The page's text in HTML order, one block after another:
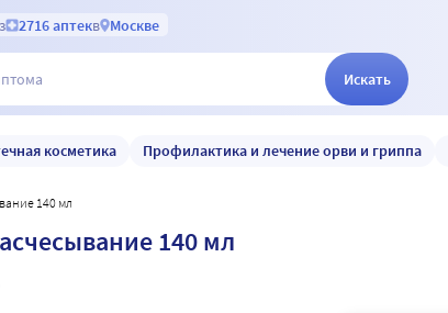
2716 аптекв Москве
Искать
косметика Профилактика и лечение орви и гриппа
140 мл
140 мл